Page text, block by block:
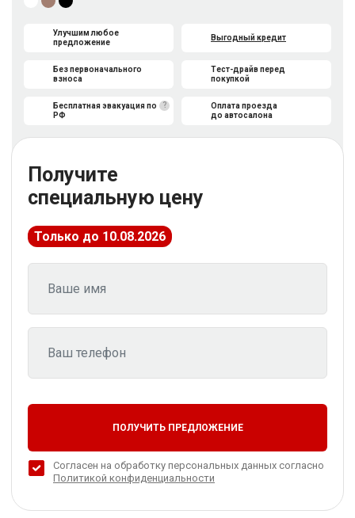
Улучшим любое
предложение
Без первоначального
взноса
Выгодный кредит
Тест-драйв перед
покупкой
?
Бесплатная эвакуация по
РФ
Оплата проезда
до автосалона
Получите
специальную цену
Только до 10.08.2026
ПОЛУЧИТЬ ПРЕДЛОЖЕНИЕ
Согласен на обработку персональных данных согласно
Политикой конфиденциальности